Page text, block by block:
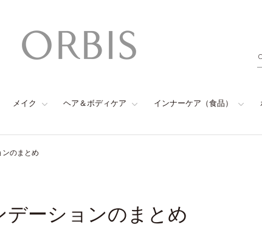
メイク ヘア＆ボディケア インナーケア（食品）
のまとめ
ーションのまとめ